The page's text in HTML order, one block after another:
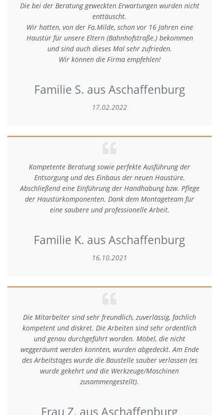
Die bei der Beratung geweckten Erwartungen wurden nicht
enttäuscht.
Wir hatten, von der Fa.Milde, schon vor 16 Jahren eine
Haustür für unsere Eltern (Bahnhofstraße.) bekommen
und sind auch dieses Mal sehr zufrieden.
Wir können die Firma empfehlen!
Familie S. aus Aschaffenburg
17.02.2022
Kompetente Beratung sowie perfekte Ausführung der
Entsorgung und des Einbaus der neuen Haustüre.
Abschließend eine Einführung der Handhabung bzw. Pflege
der Haustürkomponenten. Dank dem Montageteam für
eine saubere und professionelle Arbeit.
Familie K. aus Aschaffenburg
16.10.2021
Die Mitarbeiter sind sehr freundlich, zuverlässig, fachlich
kompetent und diskret. Die Arbeiten sind sehr ordentlich
und genau durchgeführt worden. Möbel, die nicht
weggeräumt werden konnten, wurden abgedeckt. Am Ende
des Arbeitstages wurde die Baustelle sauber verlassen (es
wurde gekehrt und die Werkzeuge/Maschinen
zusammengestellt).
Frau Z. aus Aschaffenburg